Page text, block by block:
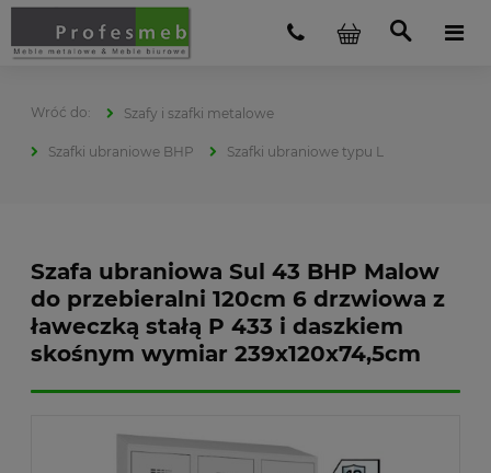
Szafy i szafki metalowe
Szafki ubraniowe BHP Szafki ubraniowe typu L
Szafa ubraniowa Sul 43 BHP Malow
do przebieralni 120cm 6 drzwiowa z
ławeczką stałą P 433 i daszkiem
skośnym wymiar 239x120x74,5cm